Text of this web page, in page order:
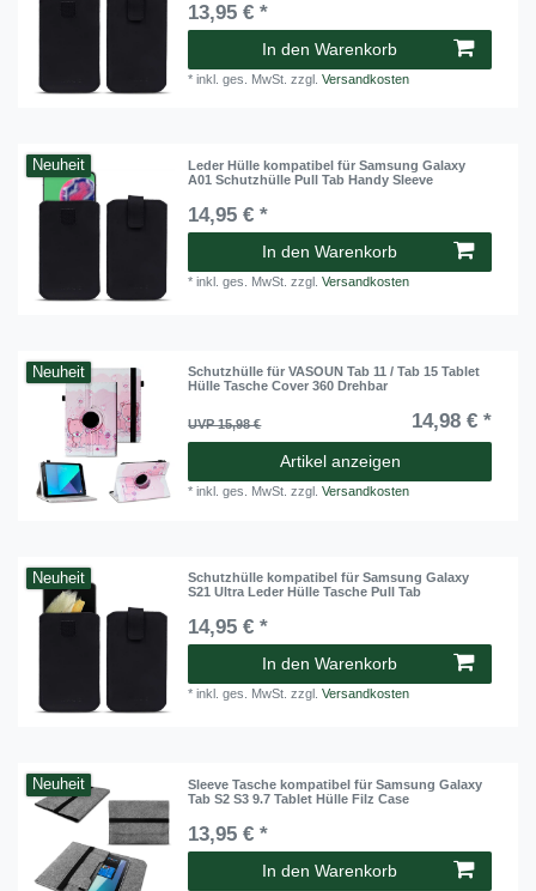
13,95 € *
In den Warenkorb
*inkl. ges. MwSt. zzgl.Versandkosten
Neuheit
Leder Hülle kompatibel für Samsung Galaxy
A01 Schutzhülle Pull Tab Handy Sleeve
14,95 € *
In den Warenkorb
*inkl. ges. MwSt. zzgl.Versandkosten
Neuheit
Schutzhülle für VASOUN Tab 11 / Tab 15 Tablet
Hülle Tasche Cover 360 Drehbar
UVP 15,98 € 14,98 € *
Artikel anzeigen
*inkl. ges. MwSt. zzgl.Versandkosten
Neuheit
Schutzhülle kompatibel für Samsung Galaxy
S21 Ultra Leder Hülle Tasche Pull Tab
14,95 € *
In den Warenkorb
*inkl. ges. MwSt. zzgl.Versandkosten
Neuheit
Sleeve Tasche kompatibel für Samsung Galaxy
Tab S2 S3 9.7 Tablet Hülle Filz Case
13,95 € *
In den Warenkorb